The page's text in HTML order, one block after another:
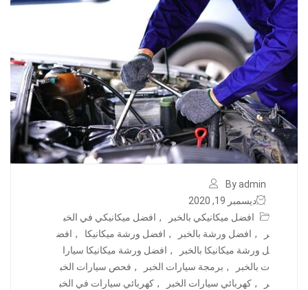
By admin
ديسمبر 19, 2020
افضل ميكانيكي بالخبر
, افضل ميكانيكي في الخب
ر
, افضل ورشة بالخبر , افضل ورشة ميكانيكا , افض
ل ورشة ميكانيكا بالخبر
, افضل ورشة ميكانيكا سيارا
ت بالخبر
, برمجة سيارات الخبر , فحص سيارات الخب
ر
, كهربائي سيارات الخبر , كهربائي سيارات في الخب